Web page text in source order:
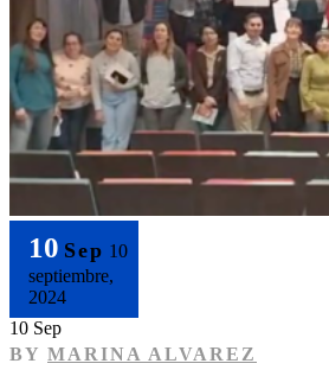
10 Sep 10
septiembre,
2024
10 Sep
BY MARINA ALVAREZ